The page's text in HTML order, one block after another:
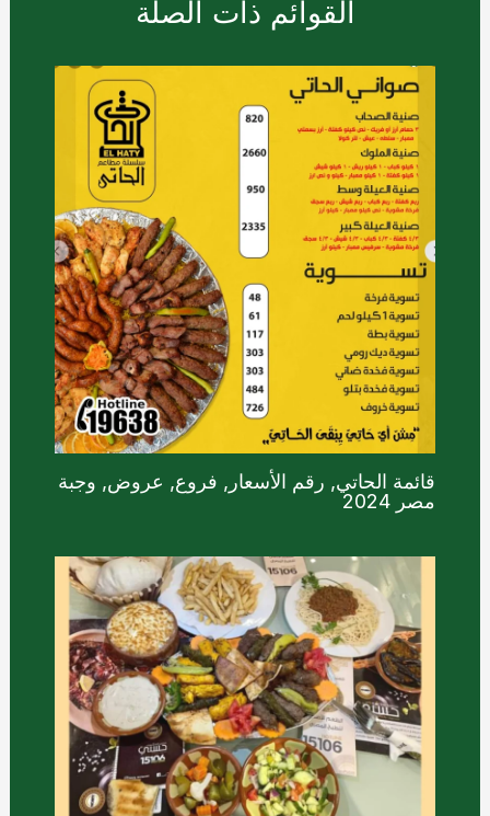
القوائم ذات الصلة
قائمة الحاتي, رقم الأسعار, فروع, عروض, وجبة
مصر 2024